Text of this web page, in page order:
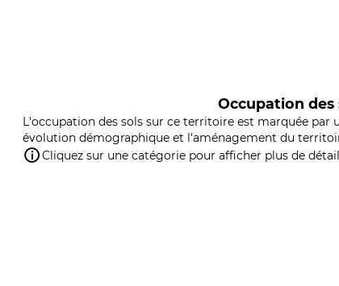
Occupation des
L'occupation des sols sur ce territoire est marquée par
évolution démographique et l'aménagement du
Cliquez sur une catégorie pour afficher plus de